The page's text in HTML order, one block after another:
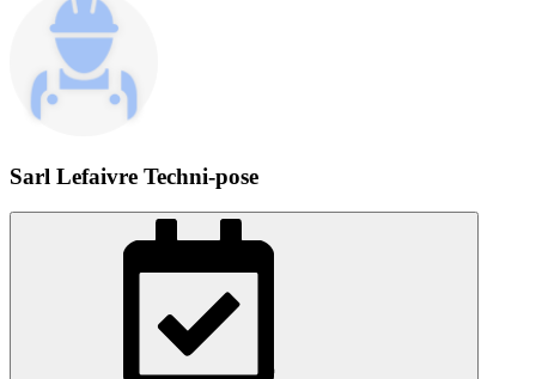
Sarl Lefaivre Techni-pose